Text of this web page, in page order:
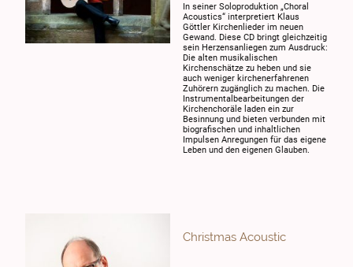
In seiner Soloproduktion „Choral
Acoustics“ interpretiert Klaus
Göttler Kirchenlieder im neuen
Gewand. Diese CD bringt gleichzeitig
sein Herzensanliegen zum Ausdruck:
Die alten musikalischen
Kirchenschätze zu heben und sie
auch weniger kirchenerfahrenen
Zuhörern zugänglich zu machen. Die
Instrumentalbearbeitungen der
Kirchenchoräle laden ein zur
Besinnung und bieten verbunden mit
biografischen und inhaltlichen
Impulsen Anregungen für das eigene
Leben und den eigenen Glauben.
Christmas Acoustic